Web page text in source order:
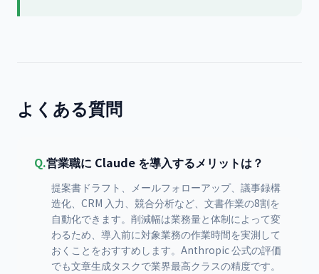
よくある質問
Q.営業職に Claude を導入するメリットは？
提案書ドラフト、メールフォローアップ、議事録構
造化、CRM 入力、競合分析など、文書作業の8割を
自動化できます。削減幅は業務量と体制によって変
わるため、導入前に対象業務の作業時間を実測して
おくことをおすすめします。Anthropic 公式の評価
でも文章生成タスクで業界最高クラスの精度です。